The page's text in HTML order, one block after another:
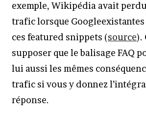
exemple, Wikipédia avait perdu
trafic lorsque
ces featured snippets (source).
supposer que le balisage FAQ
lui aussi les mêmes
trafic si vous y donnez
réponse.